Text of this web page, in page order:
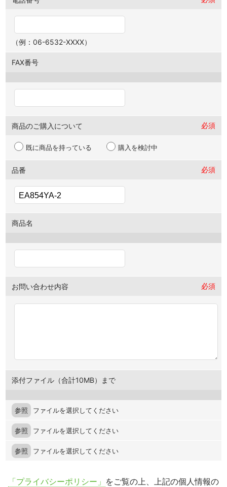
（例：06-6532-XXXX）
FAX番号
商品のご購入について 必須
既に商品を持っている 購入を検討中
品番 必須
商品名
お問い合わせ内容 必須
添付ファイル（合計10MB）まで
参照 ファイルを選択してください
参照 ファイルを選択してください
参照 ファイルを選択してください
「プライバシーポリシー」 をご覧の上、上記の個人情報の